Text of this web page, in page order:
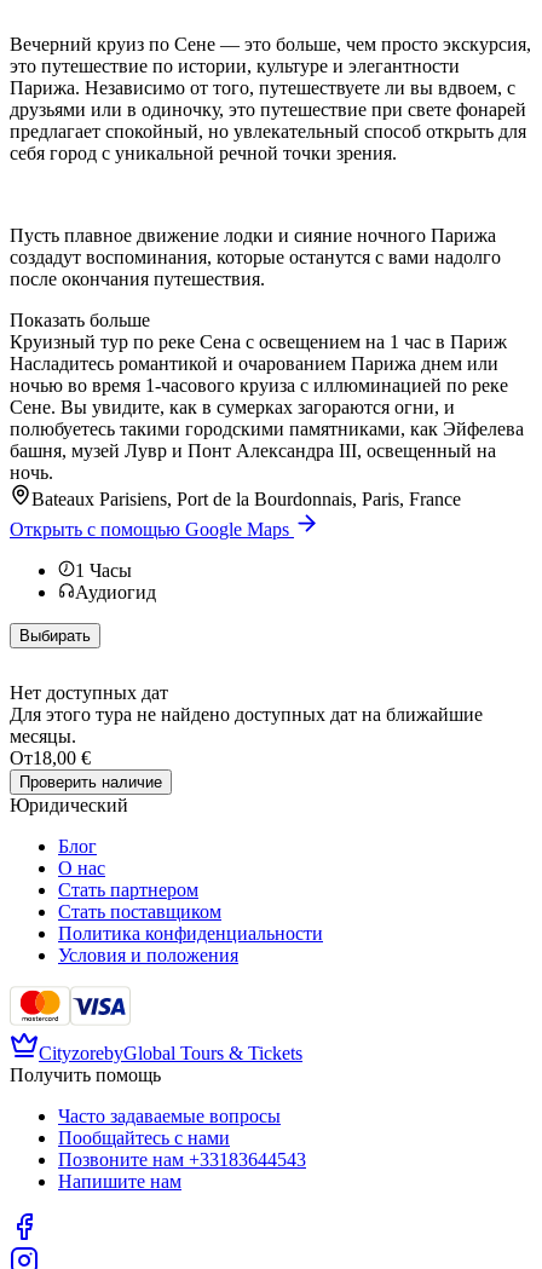
Вечерний круиз по Сене — это больше, чем просто экскурсия,
это путешествие по истории, культуре и элегантности
Парижа. Независимо от того, путешествуете ли вы вдвоем, с
друзьями или в одиночку, это путешествие при свете фонарей
предлагает спокойный, но увлекательный способ открыть для
себя город с уникальной речной точки зрения.
Пусть плавное движение лодки и сияние ночного Парижа
создадут воспоминания, которые останутся с вами надолго
после окончания путешествия.
Показать больше
Круизный тур по реке Сена с освещением на 1 час в Париж
Насладитесь романтикой и очарованием Парижа днем или
ночью во время 1-часового круиза с иллюминацией по реке
Сене. Вы увидите, как в сумерках загораются огни, и
полюбуетесь такими городскими памятниками, как Эйфелева
башня, музей Лувр и Понт Александра III, освещенный на
ночь.
Bateaux Parisiens, Port de la Bourdonnais, Paris, France
Открыть с помощью Google Maps
1 Часы
Аудиогид
Выбирать
Нет доступных дат
Для этого тура не найдено доступных дат на ближайшие
месяцы.
От18,00 €
Проверить наличие
Юридический
Блог
О нас
Стать партнером
Стать поставщиком
Политика конфиденциальности
Условия и положения
CityzorebyGlobal Tours & Tickets
Получить помощь
Часто задаваемые вопросы
Пообщайтесь с нами
Позвоните нам +33183644543
Напишите нам